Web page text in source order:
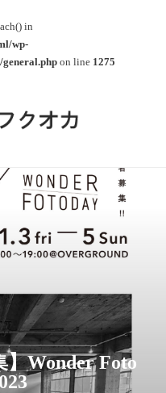
in
wp-
on line 1275
Wonder Foto